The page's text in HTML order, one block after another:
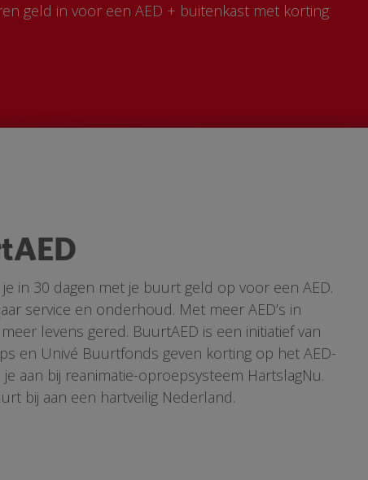
geld in voor een AED + buitenkast met korting
in 30 dagen met je buurt geld op voor een AED.
service en onderhoud. Met meer AED’s in
levens gered. BuurtAED is een initiatief van
en Univé Buurtfonds geven korting op het AED-
je aan bij reanimatie-oproepsysteem HartslagNu.
bij aan een hartveilig Nederland.